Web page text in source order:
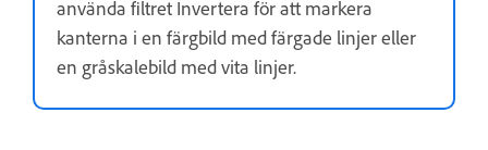
använda filtret Invertera för att markera
kanterna i en färgbild med färgade linjer eller
en gråskalebild med vita linjer.